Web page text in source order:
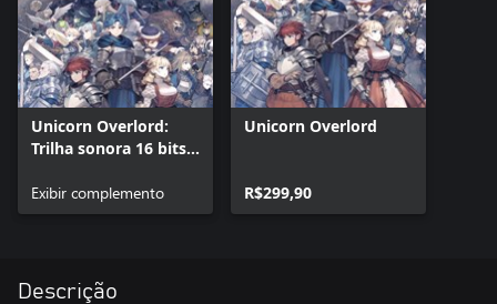
Unicorn Overlord:
Trilha sonora 16 bits e
Exibir complemento
Unicorn Overlord
R$299,90
Descrição